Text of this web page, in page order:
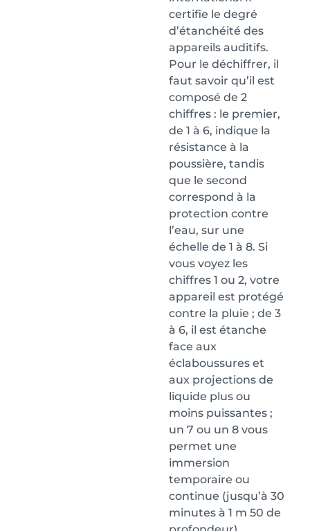
certifie le degré
d’étanchéité des
appareils auditifs.
Pour le déchiffrer, il
faut savoir qu’il est
composé de 2
chiffres : le premier,
de 1 à 6, indique la
résistance à la
poussière, tandis
que le second
correspond à la
protection contre
l’eau, sur une
échelle de 1 à 8. Si
vous voyez les
chiffres 1 ou 2, votre
appareil est protégé
contre la pluie ; de 3
à 6, il est étanche
face aux
éclaboussures et
aux projections de
liquide plus ou
moins puissantes ;
un 7 ou un 8 vous
permet une
immersion
temporaire ou
continue (jusqu’à 30
minutes à 1 m 50 de